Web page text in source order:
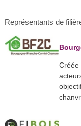
Représentants de
Créée